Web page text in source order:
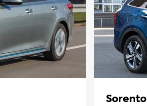
Sorento